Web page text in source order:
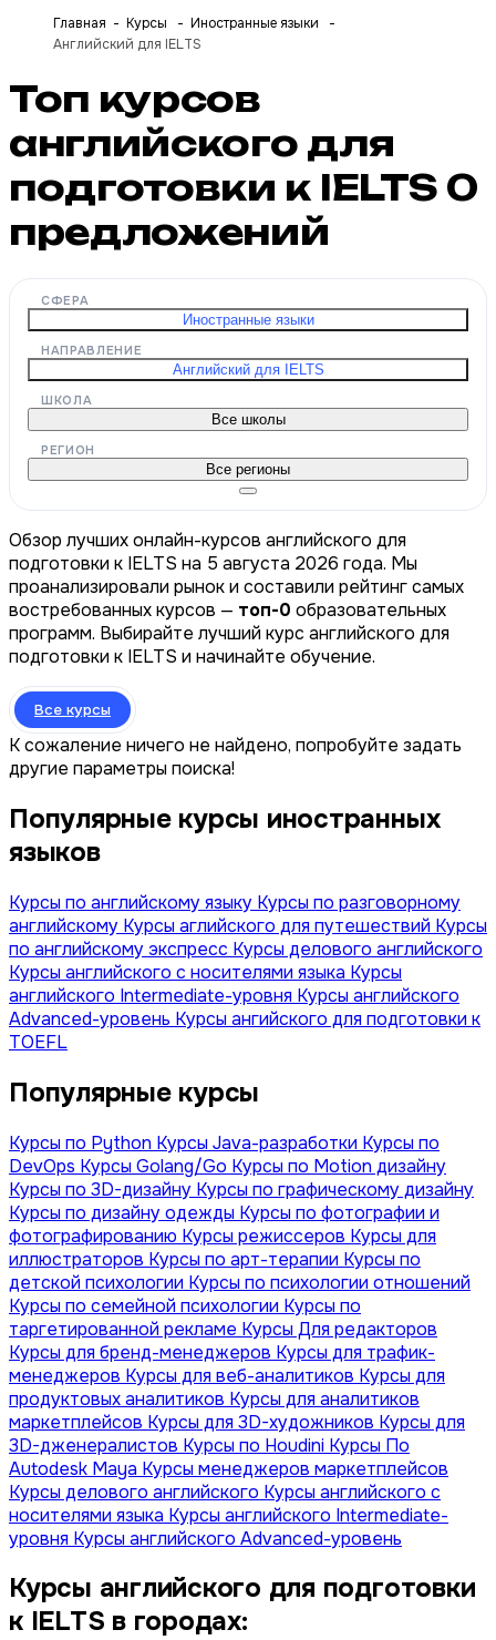
Главная Курсы
Иностранные языки
Английский для IELTS
Топ курсов
английского для
подготовки к IELTS 0
предложений
СФЕРА
Иностранные языки
НАПРАВЛЕНИЕ
Английский для IELTS
ШКОЛА
Все школы
РЕГИОН
Все регионы
Обзор лучших онлайн-курсов английского для
подготовки к IELTS на 5 августа 2026 года. Мы
проанализировали рынок и составили рейтинг самых
востребованных курсов — топ-0 образовательных
программ. Выбирайте лучший курс английского для
подготовки к IELTS и начинайте обучение.
Все курсы
К сожаление ничего не найдено, попробуйте задать
другие параметры поиска!
Популярные курсы иностранных
языков
Курсы по английскому языку Курсы по разговорному
английскому Курсы аглийского для путешествий Курсы
по английскому экспресс Курсы делового английского
Курсы английского с носителями языка Курсы
английского Intermediate-уровня Курсы английского
Advanced-уровень Курсы ангийского для подготовки к
TOEFL
Популярные курсы
Курсы по Python Курсы Java-разработки Курсы по
DevOps Курсы Golang/Go Курсы по Motion дизайну
Курсы по 3D-дизайну Курсы по графическому дизайну
Курсы по дизайну одежды Курсы по фотографии и
фотографированию Курсы режиссеров Курсы для
иллюстраторов Курсы по арт-терапии Курсы по
детской психологии Курсы по психологии отношений
Курсы по семейной психологии Курсы по
таргетированной рекламе Курсы Для редакторов
Курсы для бренд-менеджеров Курсы для трафик-
менеджеров Курсы для веб-аналитиков Курсы для
продуктовых аналитиков Курсы для аналитиков
маркетплейсов Курсы для 3D-художников Курсы для
3D-дженералистов Курсы по Houdini Курсы По
Autodesk Maya Курсы менеджеров маркетплейсов
Курсы делового английского Курсы английского с
носителями языка Курсы английского Intermediate-
уровня Курсы английского Advanced-уровень
Курсы английского для подготовки
к IELTS в городах: